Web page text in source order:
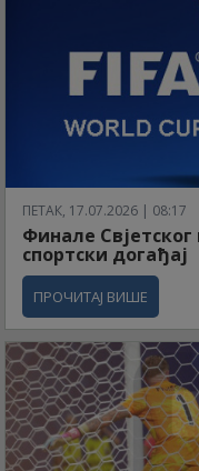
ПЕТАК, 17.07.2026 | 08:17
Финале
спортски догађај
ПРОЧИТАЈ ВИШЕ